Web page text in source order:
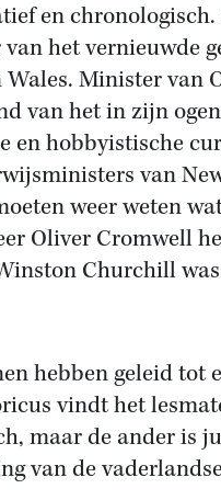
en
het vernieuwde
Wales. Minister van
van het in zijn
en hobbyistische
van
weer weten
Oliver Cromwell
Churchill
hebben geleid tot
vindt het
maar de ander is
van de